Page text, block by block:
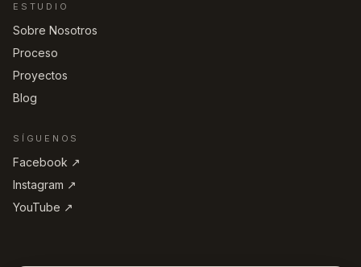
ESTUDIO
Sobre Nosotros
Proceso
Proyectos
Blog
SÍGUENOS
Facebook ↗︎
Instagram ↗︎
YouTube ↗︎